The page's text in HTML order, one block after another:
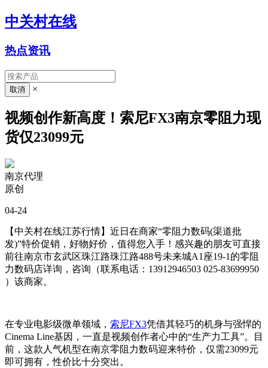
中关村在线
热点资讯
×
视频创作新高度！索尼FX3南京零阻力现
货仅23099元
南京代理
原创
04-24
【中关村在线江苏行情】近日在商家“零阻力数码(渠道批
发)”特价促销，好物好价，值得您入手！感兴趣的朋友可直接
前往南京市玄武区珠江路珠江路488号未来城A1座19-1的零阻
力数码店详询，咨询（联系电话：13912946503 025-83699950
）该商家。
在专业电影级微单领域， 索尼FX3凭借其轻巧的机身与强悍的
Cinema Line基因，一直是视频创作者心中的“生产力工具”。目
前，这款人气机型在南京零阻力数码迎来特价，仅需23099元
即可拥有，性价比十分突出。